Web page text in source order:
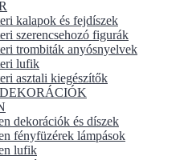
kalapok és fejdíszek
szerencsehozó figurák
trombiták anyósnyelvek
lufik
asztali kiegészítők
dekorációk és díszek
fényfüzérek lámpások
lufik